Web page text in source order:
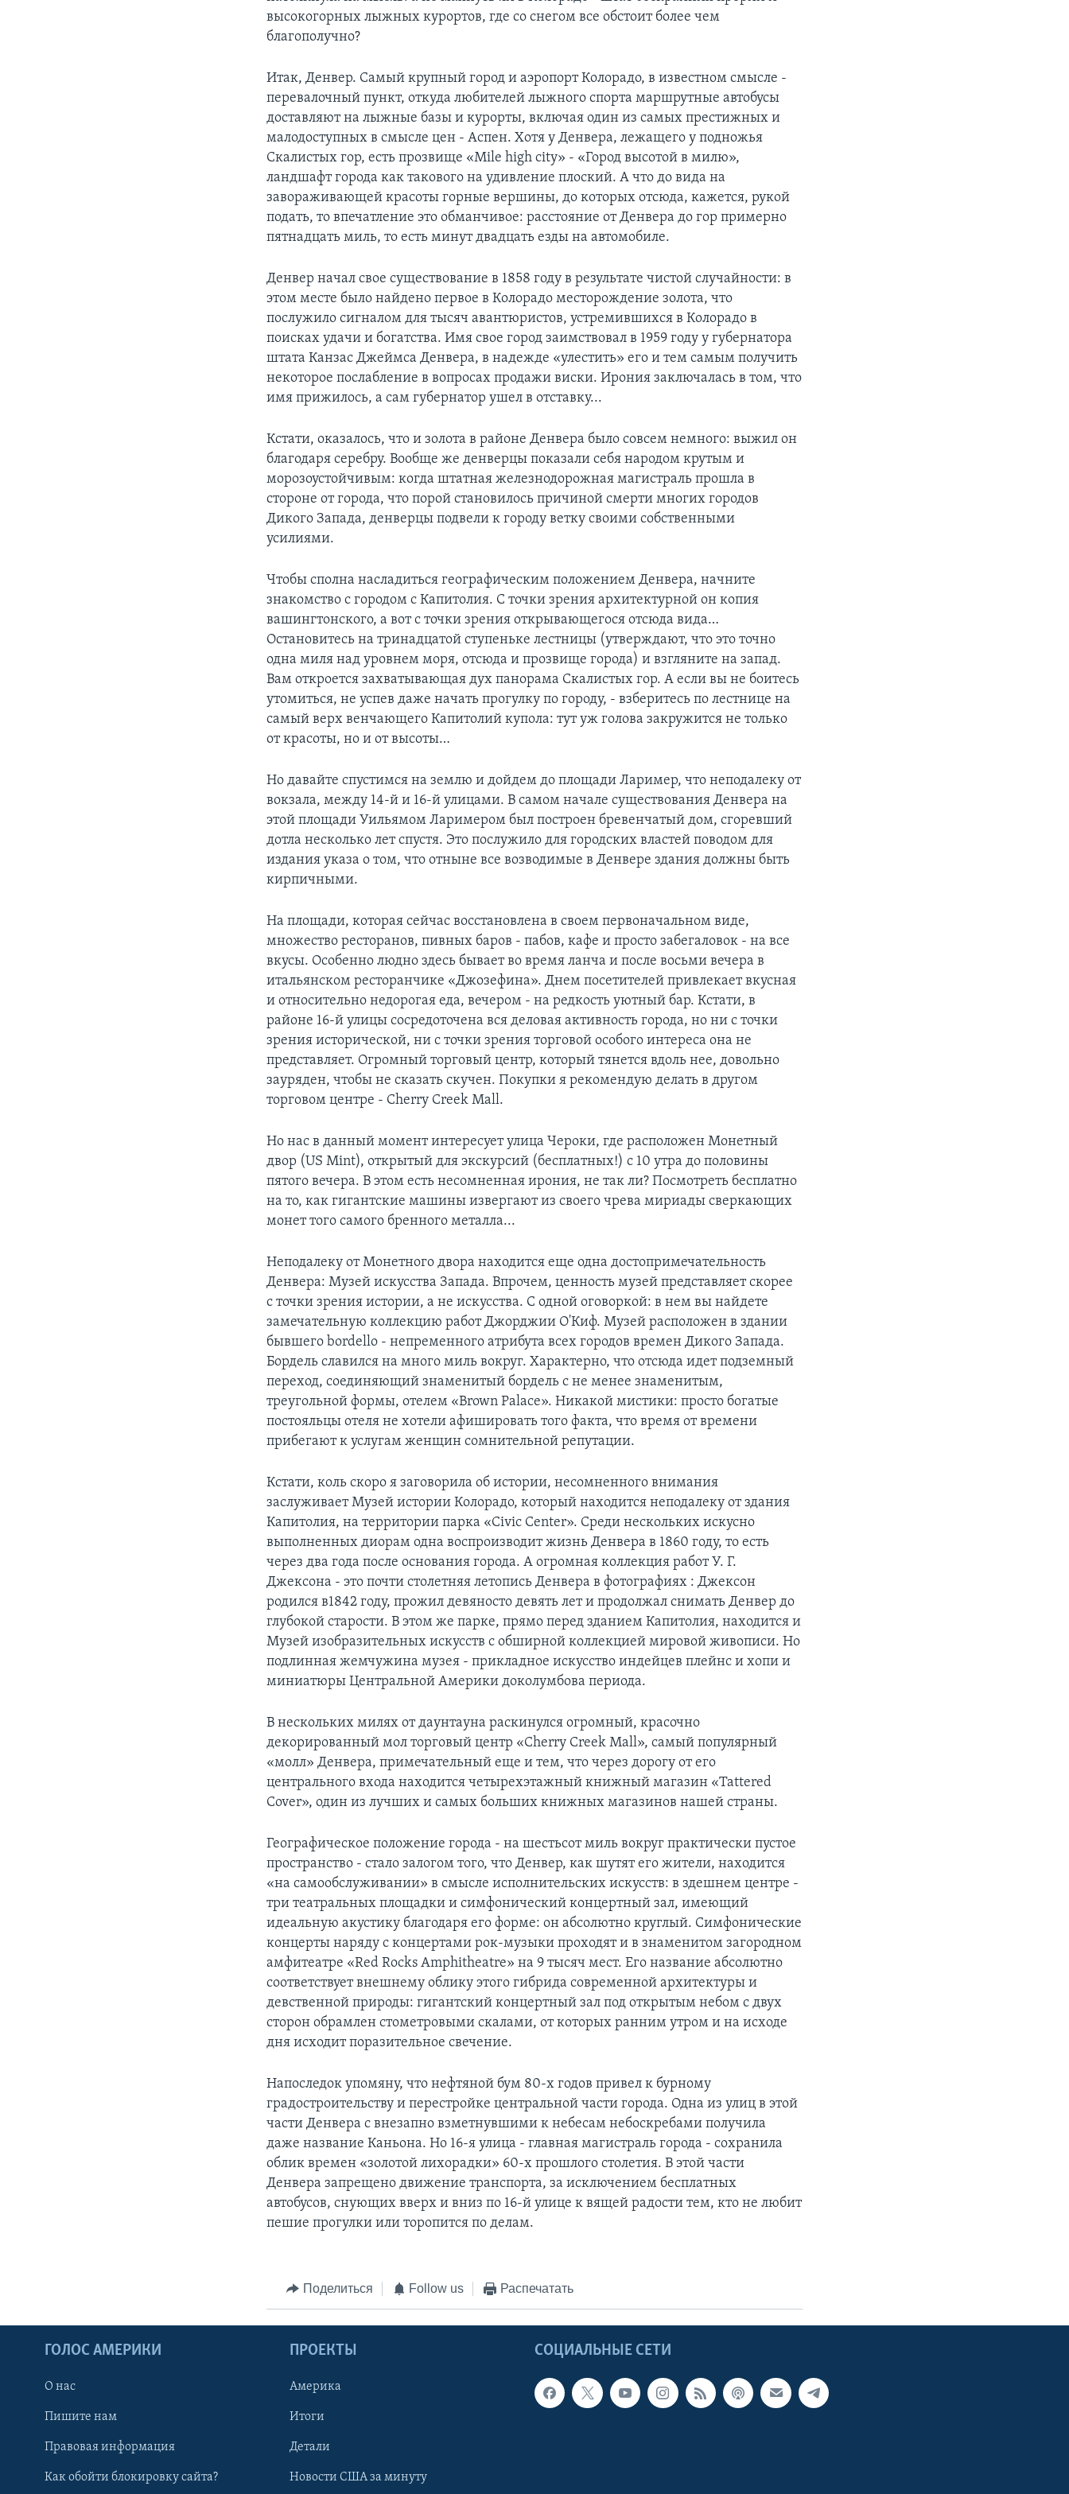
высокогорных лыжных курортов, где со снегом все обстоит более чем
благополучно?
Итак, Денвер. Самый крупный город и аэропорт Колорадо, в известном смысле -
перевалочный пункт, откуда любителей лыжного спорта маршрутные автобусы
доставляют на лыжные базы и курорты, включая один из самых престижных и
малодоступных в смысле цен - Аспен. Хотя у Денвера, лежащего у подножья
Скалистых гор, есть прозвище «Mile high city» - «Город высотой в милю»,
ландшафт города как такового на удивление плоский. А что до вида на
завораживающей красоты горные вершины, до которых отсюда, кажется, рукой
подать, то впечатление это обманчивое: расстояние от Денвера до гор примерно
пятнадцать миль, то есть минут двадцать езды на автомобиле.
Денвер начал свое существование в 1858 году в результате чистой случайности: в
этом месте было найдено первое в Колорадо месторождение золота, что
послужило сигналом для тысяч авантюристов, устремившихся в Колорадо в
поисках удачи и богатства. Имя свое город заимствовал в 1959 году у губернатора
штата Канзас Джеймса Денвера, в надежде «улестить» его и тем самым получить
некоторое послабление в вопросах продажи виски. Ирония заключалась в том, что
имя прижилось, а сам губернатор ушел в отставку...
Кстати, оказалось, что и золота в районе Денвера было совсем немного: выжил он
благодаря серебру. Вообще же денверцы показали себя народом крутым и
морозоустойчивым: когда штатная железнодорожная магистраль прошла в
стороне от города, что порой становилось причиной смерти многих городов
Дикого Запада, денверцы подвели к городу ветку своими собственными
усилиями.
Чтобы сполна насладиться географическим положением Денвера, начните
знакомство с городом с Капитолия. С точки зрения архитектурной он копия
вашингтонского, а вот с точки зрения открывающегося отсюда вида…
Остановитесь на тринадцатой ступеньке лестницы (утверждают, что это точно
одна миля над уровнем моря, отсюда и прозвище города) и взгляните на запад.
Вам откроется захватывающая дух панорама Скалистых гор. А если вы не боитесь
утомиться, не успев даже начать прогулку по городу, - взберитесь по лестнице на
самый верх венчающего Капитолий купола: тут уж голова закружится не только
от красоты, но и от высоты…
Но давайте спустимся на землю и дойдем до площади Лаример, что неподалеку от
вокзала, между 14-й и 16-й улицами. В самом начале существования Денвера на
этой площади Уильямом Ларимером был построен бревенчатый дом, сгоревший
дотла несколько лет спустя. Это послужило для городских властей поводом для
издания указа о том, что отныне все возводимые в Денвере здания должны быть
кирпичными.
На площади, которая сейчас восстановлена в своем первоначальном виде,
множество ресторанов, пивных баров - пабов, кафе и просто забегаловок - на все
вкусы. Особенно людно здесь бывает во время ланча и после восьми вечера в
итальянском ресторанчике «Джозефина». Днем посетителей привлекает вкусная
и относительно недорогая еда, вечером - на редкость уютный бар. Кстати, в
районе 16-й улицы сосредоточена вся деловая активность города, но ни с точки
зрения исторической, ни с точки зрения торговой особого интереса она не
представляет. Огромный торговый центр, который тянется вдоль нее, довольно
зауряден, чтобы не сказать скучен. Покупки я рекомендую делать в другом
торговом центре - Cherry Creek Mall.
Но нас в данный момент интересует улица Чероки, где расположен Монетный
двор (US Mint), открытый для экскурсий (бесплатных!) с 10 утра до половины
пятого вечера. В этом есть несомненная ирония, не так ли? Посмотреть бесплатно
на то, как гигантские машины извергают из своего чрева мириады сверкающих
монет того самого бренного металла...
Неподалеку от Монетного двора находится еще одна достопримечательность
Денвера: Музей искусства Запада. Впрочем, ценность музей представляет скорее
с точки зрения истории, а не искусства. С одной оговоркой: в нем вы найдете
замечательную коллекцию работ Джорджии О'Киф. Музей расположен в здании
бывшего bordello - непременного атрибута всех городов времен Дикого Запада.
Бордель славился на много миль вокруг. Характерно, что отсюда идет подземный
переход, соединяющий знаменитый бордель с не менее знаменитым,
треугольной формы, отелем «Brown Palace». Никакой мистики: просто богатые
постояльцы отеля не хотели афишировать того факта, что время от времени
прибегают к услугам женщин сомнительной репутации.
Кстати, коль скоро я заговорила об истории, несомненного внимания
заслуживает Музей истории Колорадо, который находится неподалеку от здания
Капитолия, на территории парка «Civic Center». Среди нескольких искусно
выполненных диорам одна воспроизводит жизнь Денвера в 1860 году, то есть
через два года после основания города. А огромная коллекция работ У. Г.
Джексона - это почти столетняя летопись Денвера в фотографиях : Джексон
родился в1842 году, прожил девяносто девять лет и продолжал снимать Денвер до
глубокой старости. В этом же парке, прямо перед зданием Капитолия, находится и
Музей изобразительных искусств с обширной коллекцией мировой живописи. Но
подлинная жемчужина музея - прикладное искусство индейцев плейнс и хопи и
миниатюры Центральной Америки доколумбова периода.
В нескольких милях от даунтауна раскинулся огромный, красочно
декорированный мол торговый центр «Cherry Creek Mall», самый популярный
«молл» Денвера, примечательный еще и тем, что через дорогу от его
центрального входа находится четырехэтажный книжный магазин «Tattered
Cover», один из лучших и самых больших книжных магазинов нашей страны.
Географическое положение города - на шестьсот миль вокруг практически пустое
пространство - стало залогом того, что Денвер, как шутят его жители, находится
«на самообслуживании» в смысле исполнительских искусств: в здешнем центре -
три театральных площадки и симфонический концертный зал, имеющий
идеальную акустику благодаря его форме: он абсолютно круглый. Симфонические
концерты наряду с концертами рок-музыки проходят и в знаменитом загородном
амфитеатре «Red Rocks Amphitheatre» на 9 тысяч мест. Его название абсолютно
соответствует внешнему облику этого гибрида современной архитектуры и
девственной природы: гигантский концертный зал под открытым небом с двух
сторон обрамлен стометровыми скалами, от которых ранним утром и на исходе
дня исходит поразительное свечение.
Напоследок упомяну, что нефтяной бум 80-х годов привел к бурному
градостроительству и перестройке центральной части города. Одна из улиц в этой
части Денвера с внезапно взметнувшими к небесам небоскребами получила
даже название Каньона. Но 16-я улица - главная магистраль города - сохранила
облик времен «золотой лихорадки» 60-х прошлого столетия. В этой части
Денвера запрещено движение транспорта, за исключением бесплатных
автобусов, снующих вверх и вниз по 16-й улице к вящей радости тем, кто не любит
пешие прогулки или торопится по делам.
Поделиться Follow us Распечатать
СОЦИАЛЬНЫЕ СЕТИ
ГОЛОС АМЕРИКИ
О нас
Пишите нам
Правовая информация
Как обойти блокировку сайта?
ПРОЕКТЫ
Америка
Итоги
Детали
Новости США за минуту